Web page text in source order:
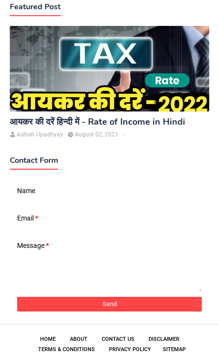
Featured Post
आयकर की दरें हिन्दी में - Rate of Income in Hindi
Ashish Upadhyay -
August 02, 2021
Contact Form
Name
Email *
Message*
HOME ABOUT CONTACT US
DISCLAIMER
TERMS & CONDITIONS
PRIVACY POLICY SITEMAP